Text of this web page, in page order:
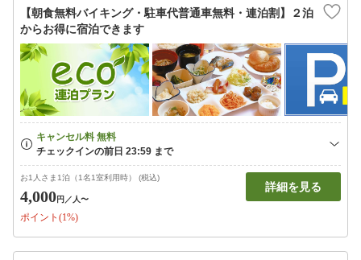
【朝食無料バイキング・駐車代普通車無料・連泊割】２泊
からお得に宿泊できます
お1人さま1泊（1名1室利用時） (税込)
4,000円 ／人〜
ポイント(1%)
詳細を見る